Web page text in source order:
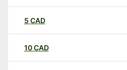
5 CAD
10CAD